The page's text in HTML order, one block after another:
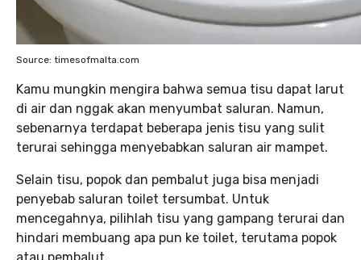
Source: timesofmalta.com
Kamu mungkin mengira bahwa semua tisu dapat larut
di air dan nggak akan menyumbat saluran. Namun,
sebenarnya terdapat beberapa jenis tisu yang sulit
terurai sehingga menyebabkan saluran air mampet.
Selain tisu, popok dan pembalut juga bisa menjadi
penyebab saluran toilet tersumbat. Untuk
mencegahnya, pilihlah tisu yang gampang terurai dan
hindari membuang apa pun ke toilet, terutama popok